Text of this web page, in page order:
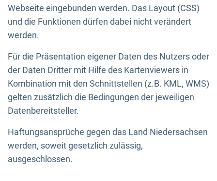
Webseite eingebunden werden. Das Layout (CSS)
und die Funktionen dürfen dabei nicht verändert
werden.
Für die Präsentation eigener Daten des Nutzers oder
der Daten Dritter mit Hilfe des Kartenviewers in
Kombination mit den Schnittstellen (z.B. KML, WMS)
gelten zusätzlich die Bedingungen der jeweiligen
Datenbereitsteller.
Haftungsansprüche gegen das Land Niedersachsen
werden, soweit gesetzlich zulässig,
ausgeschlossen.